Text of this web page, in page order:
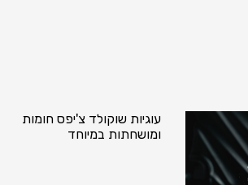
עוגיות שוקולד צ'יפס חומות
ומושחתות במיוחד